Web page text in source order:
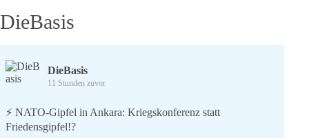
DieBasis
DieBasis
11 Stunden zuvor
⚡️ NATO-Gipfel in Ankara: Kriegskonferenz statt
Friedensgipfel!?